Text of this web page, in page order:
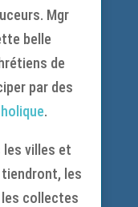
Mgr
belle
de
par des
.
les villes et
les
les collectes